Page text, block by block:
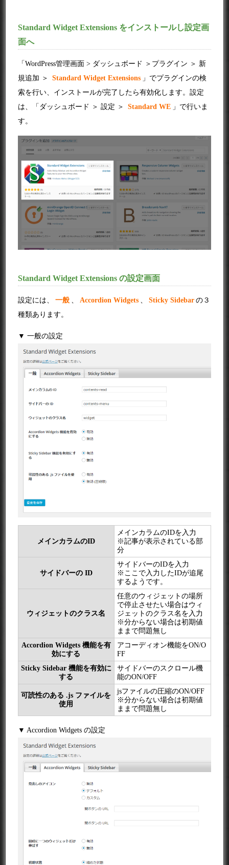
Standard Widget Extensions をインストールし設定画
面へ
「WordPress管理画面 > ダッシュボード ＞プラグイン ＞ 新
規追加 ＞
Standard Widget Extensions 」でプラグインの検
索を行い、インストールが完了したら有効化します。設定
は、「ダッシュボード ＞ 設定 ＞
Standard WE 」で行いま
す。
Standard Widget Extensions の設定画面
設定には、 一般 Accordion Widgets Sticky Sidebar の３
種類あります。
▼ 一般の設定
メインカラムのID
メインカラムのIDを入力
※記事が表示されている部
分
サイドバーの ID
サイドバーのIDを入力
※ここで入力したIDが追尾
するようです。
ウィジェットのクラス名
任意のウィジェットの場所
で停止させたい場合はウィ
ジェットのクラス名を入力
※分からない場合は初期値
ままで問題無し
Accordion Widgets 機能を有
効にする
アコーディオン機能をON/O
FF
Sticky Sidebar 機能を有効に
する
サイドバーのスクロール機
能のON/OFF
可読性のある .js ファイルを
使用
jsファイルの圧縮のON/OFF
※分からない場合は初期値
ままで問題無し
▼ Accordion Widgets の設定